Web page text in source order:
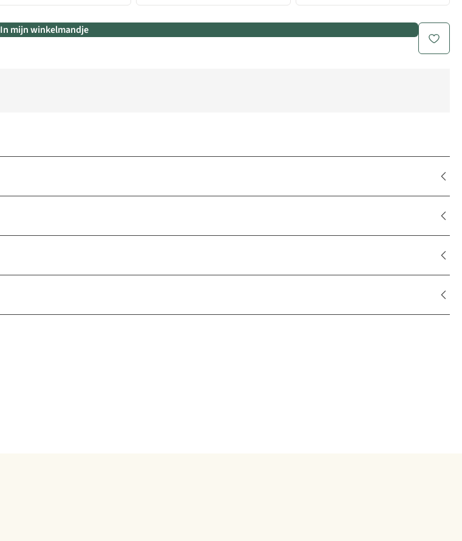
In mijn winkelmandje